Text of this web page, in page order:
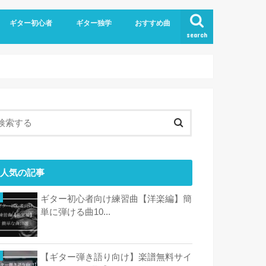
search
ギター初心者 ギター独学 おすすめ曲
人気の記事
ギター初心者向け練習曲【洋楽編】簡
単に弾ける曲10...
【ギター弾き語り向け】楽譜無料サイ